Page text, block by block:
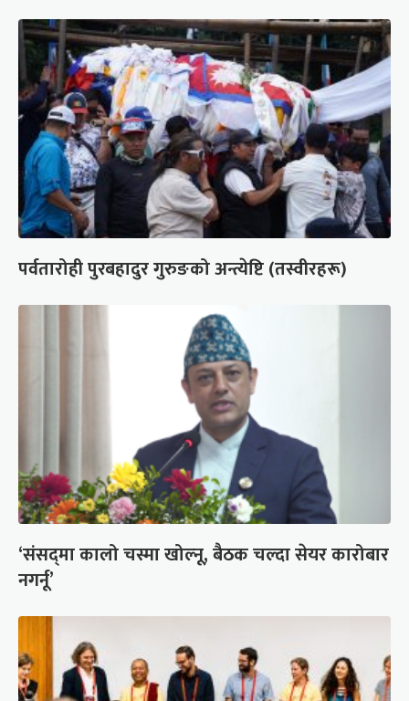
पर्वतारोही पुरबहादुर गुरुङको अन्त्येष्टि (तस्वीरहरू)
‘संसद्‍मा कालो चस्मा खोल्नू, बैठक चल्दा सेयर कारोबार
नगर्नू’